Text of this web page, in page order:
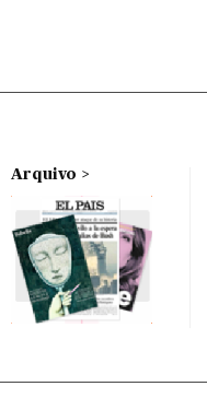
Arquivo